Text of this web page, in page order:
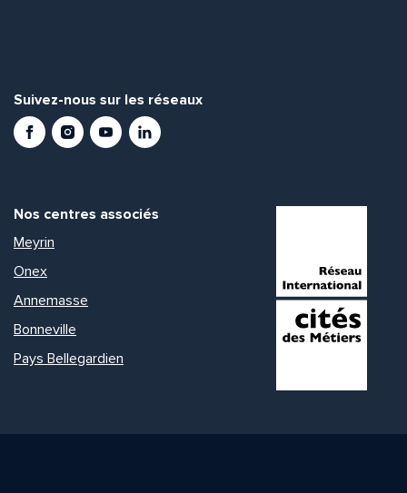
Suivez-nous sur les réseaux
FacebookInstagramYoutubeLinkedIn
Nos centres associés
Meyrin
Onex
Annemasse
Bonneville
Pays Bellegardien